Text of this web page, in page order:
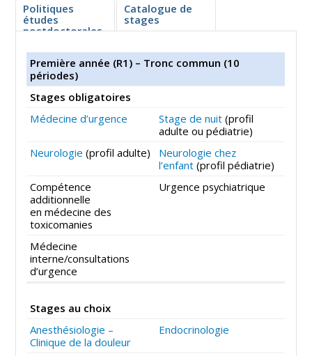
Politiques
études
postdoctorales
Catalogue de
stages
Première année (R1) – Tronc commun (10
périodes)
Stages obligatoires
Médecine d’urgence
Stage de nuit (profil
adulte ou pédiatrie)
Neurologie (profil adulte)
Neurologie chez
l’enfant (profil pédiatrie)
Compétence
additionnelle
en médecine des
toxicomanies
Urgence psychiatrique
Médecine
interne/consultations
d’urgence
Stages au choix
Anesthésiologie –
Clinique de la douleur
Endocrinologie